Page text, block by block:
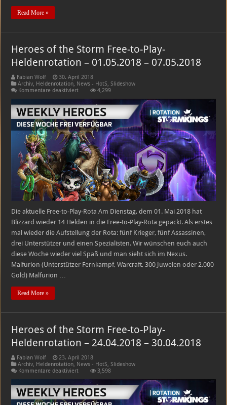
Read More »
Heroes of the Storm Free-to-Play-
Heldenrotation – 01.05.2018 – 07.05.2018
Fabian Wolf
30. April 2018
Archiv, Heldenrotation, News - HotS,Slideshow
Kommentare deaktiviertfür
of
the
Storm
Free-
to-
Play-
Heldenrotation
–
01.05.2018
–
07.05.2018
4,299
Die aktuelle Free-to-Play-Rota Am Dienstag, dem 01. Mai 2018 hat
Blizzard wieder 14 Helden in die Free-to-Play-Rota gepackt. Als erstes
mal wieder die Aufstellung der Rota: fünf Krieger, fünf Assassinen,
drei Unterstützer und einen Spezialisten. Wir wünschen euch auch
diese Woche wieder viel Spaß und man sieht sich im Nexus.
Malfurion (Unterstützer Fernkampf, Warcraft, 300 Juwelen oder 2.000
Gold) Malfurion …
Read More »
Heroes of the Storm Free-to-Play-
Heldenrotation – 24.04.2018 – 30.04.2018
Fabian Wolf
23. April 2018
Archiv, Heldenrotation, News - HotS,Slideshow
Kommentare deaktiviertfür
of
the
Storm
Free-
3,598